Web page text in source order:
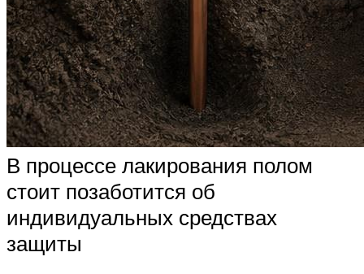
В процессе лакирования полом
стоит позаботится об
индивидуальных средствах
защиты